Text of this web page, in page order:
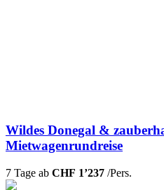
Wildes Donegal &
Mietwagenrundreise
7 Tage ab CHF 1’237 /Pers.